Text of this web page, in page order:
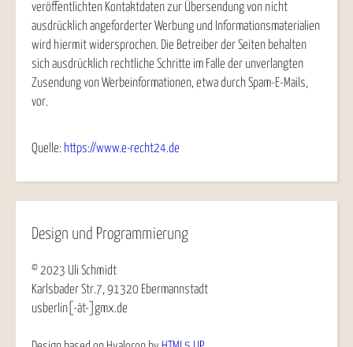
veröffentlichten Kontaktdaten zur Übersendung von nicht
ausdrücklich angeforderter Werbung und Informationsmaterialien
wird hiermit widersprochen. Die Betreiber der Seiten behalten
sich ausdrücklich rechtliche Schritte im Falle der unverlangten
Zusendung von Werbeinformationen, etwa durch Spam-E-Mails,
vor.
Quelle: https://www.e-recht24.de
Design und Programmierung
© 2023 Uli Schmidt
Karlsbader Str.7, 91320 Ebermannstadt
usberlin[-ät-]gmx.de